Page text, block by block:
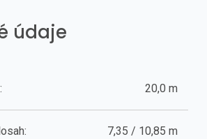
údaje
20,0 m
7,35 / 10,85 m